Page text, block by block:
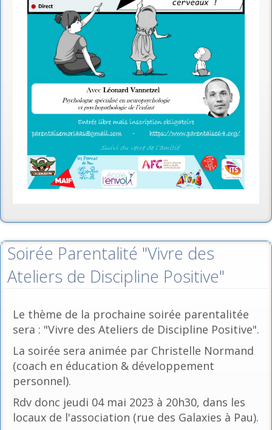
Soirée Parentalité "Vivre des
Ateliers de Discipline Positive"
Le thème de la prochaine soirée parentalitée
sera : "Vivre des Ateliers de Discipline Positive".
La soirée sera animée par Christelle Normand
(coach en éducation & développement
personnel).
Rdv donc jeudi 04 mai 2023 à 20h30, dans les
locaux de l'association (rue des Galaxies à Pau).